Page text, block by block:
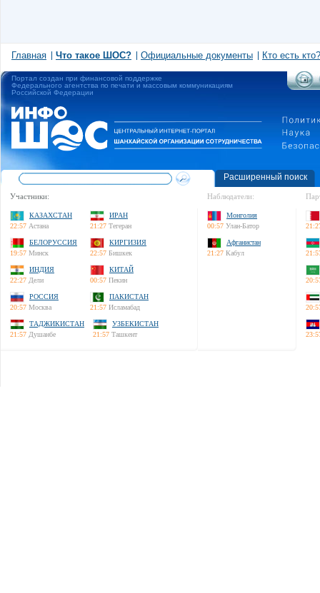
Главная Что такое ШОС? Официальные документы Кто есть кто?
Портал создан при финансовой поддержке
Федерального агентства по печати и массовым коммуникациям
Российской Федерации
Расширенный поиск
Участники:
КАЗАХСТАН
22:57 Астана
ИРАН
21:27 Тегеран
БЕЛОРУССИЯ
19:57 Минск
КИРГИЗИЯ
22:57 Бишкек
ИНДИЯ
22:27 Дели
КИТАЙ
00:57 Пекин
РОССИЯ
20:57 Москва
ПАКИСТАН
21:57 Исламабад
ТАДЖИКИСТАН
21:57 Душанбе
УЗБЕКИСТАН
21:57 Ташкент
Наблюдатели:
Монголия
00:57 Улан-Батор
Афганистан
21:27 Кабул